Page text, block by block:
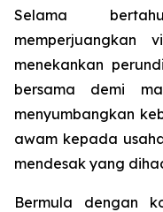
Selama
menekankan
bersama demi
menyumbangkan
awam kepada
mendesak yang
Bermula dengan